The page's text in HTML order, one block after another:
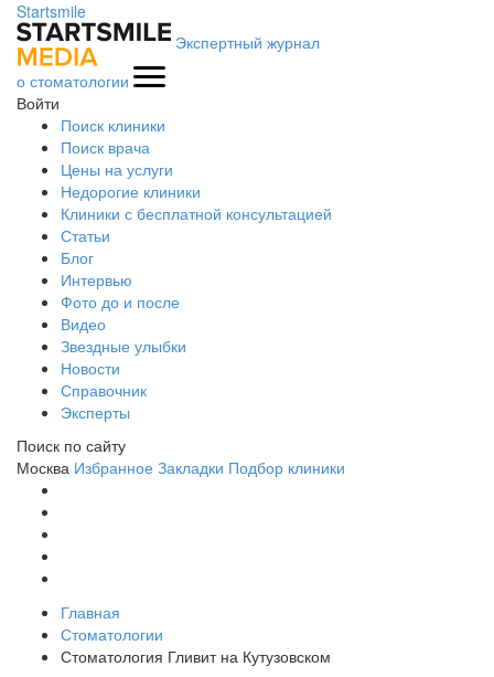
Startsmile
Экспертный журнал
о стоматологии
Войти
Поиск клиники
Поиск врача
Цены на услуги
Недорогие клиники
Клиники с бесплатной консультацией
Статьи
Блог
Интервью
Фото до и после
Видео
Звездные улыбки
Новости
Справочник
Эксперты
Поиск по сайту
Москва Избранное Закладки Подбор клиники
Главная
Стоматологии
Стоматология Гливит на Кутузовском